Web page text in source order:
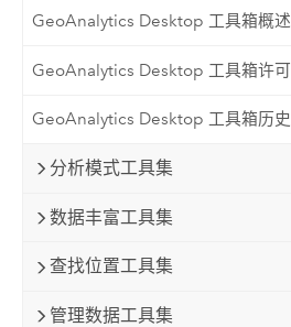
GeoAnalytics Desktop 工具箱概述
GeoAnalytics Desktop 工具箱许可
GeoAnalytics Desktop 工具箱历史
分析模式工具集
数据丰富工具集
查找位置工具集
管理数据工具集